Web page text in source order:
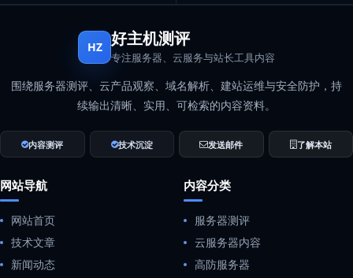
HZ 好主机测评
专注服务器、云服务与站长工具内容
围绕服务器测评、云产品观察、域名解析、建站运维与安全防护，持
续输出清晰、实用、可检索的内容资料。
内容测评 技术沉淀 发送邮件 了解本站
网站导航
网站首页
技术文章
新闻动态
内容分类
服务器测评
云服务器内容
高防服务器